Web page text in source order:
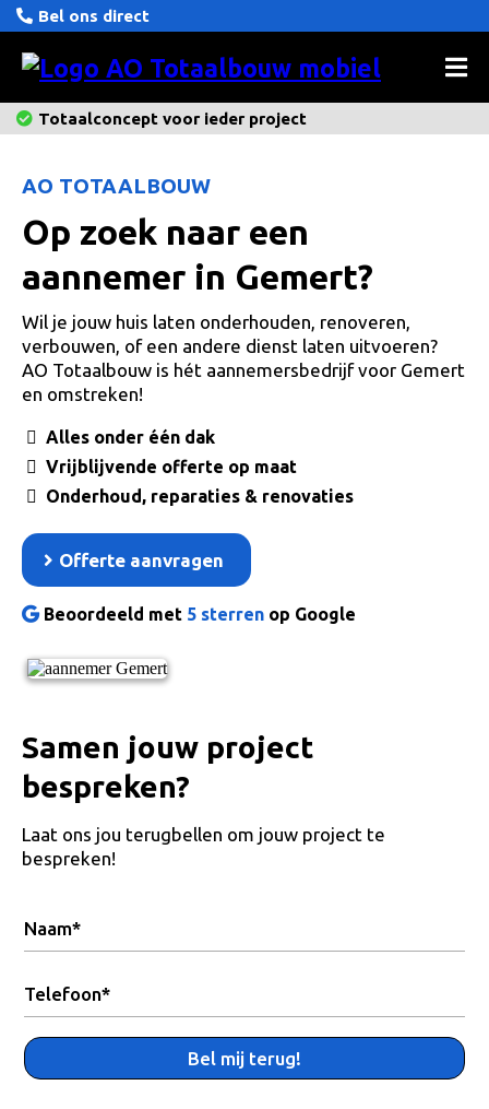
Bel ons direct
Totaalconcept voor ieder project
AO TOTAALBOUW
Op zoek naar een
aannemer in Gemert?
Wil je jouw huis laten onderhouden, renoveren,
verbouwen, of een andere dienst laten uitvoeren?
AO Totaalbouw is hét aannemersbedrijf voor Gemert
en omstreken!
Alles onder één dak
Vrijblijvende offerte op maat
Onderhoud, reparaties & renovaties
Offerte aanvragen
Beoordeeld met 5 sterren op Google
Samen jouw project
bespreken?
Laat ons jou terugbellen om jouw project te
bespreken!
Bel mij terug!